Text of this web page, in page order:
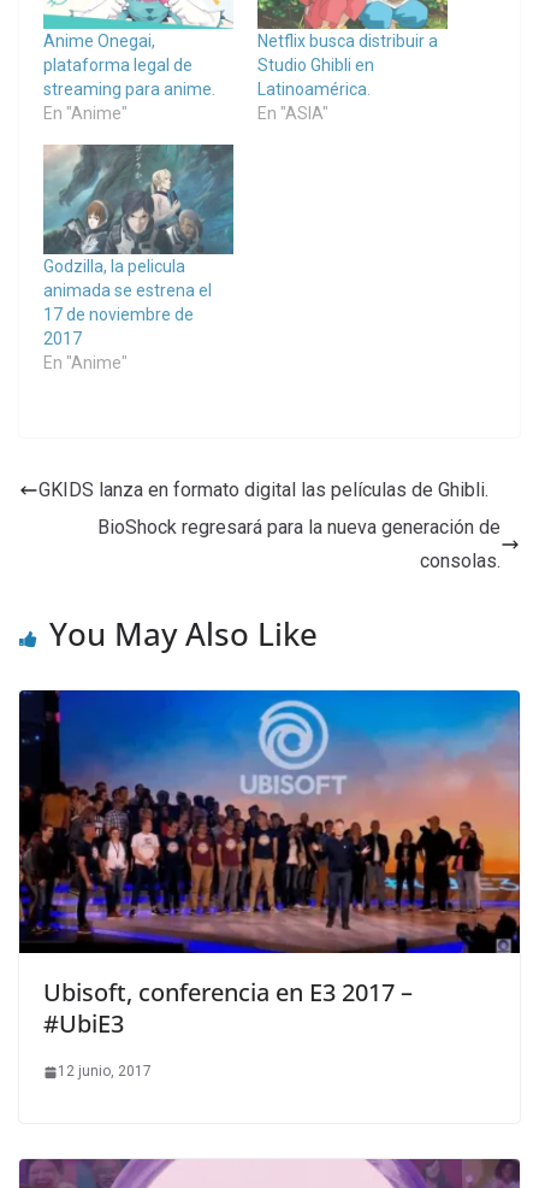
Anime Onegai,
plataforma legal de
streaming para anime.
En "Anime"
Netflix busca distribuir a
Studio Ghibli en
Latinoamérica.
En "ASIA"
Godzilla, la pelicula
animada se estrena el
17 de noviembre de
2017
En "Anime"
GKIDS lanza en formato digital las películas de Ghibli.
BioShock regresará para la nueva generación de
consolas.
You May Also Like
Ubisoft, conferencia en E3 2017 –
#UbiE3
12 junio, 2017